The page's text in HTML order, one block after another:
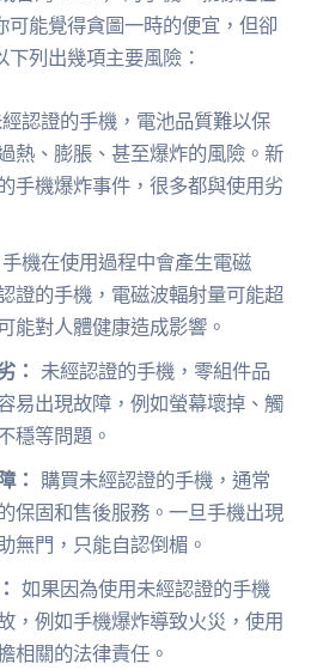
可能覺得貪圖一時的便宜，但卻
列出幾項主要風險：
認證的手機，電池品質難以保
熱、膨脹、甚至爆炸的風險。新
手機爆炸事件，很多都與使用劣
手機在使用過程中會產生電磁
證的手機，電磁波輻射量可能超
能對人體健康造成影響。
： 未經認證的手機，零組件品
易出現故障，例如螢幕壞掉、觸
穩等問題。
： 購買未經認證的手機，通常
保固和售後服務。一旦手機出現
無門，只能自認倒楣。
如果因為使用未經認證的手機
，例如手機爆炸導致火災，使用
相關的法律責任。